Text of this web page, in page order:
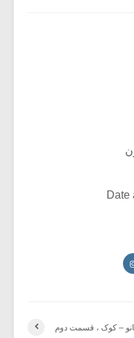
Date
– کوک ، قسمت دوم